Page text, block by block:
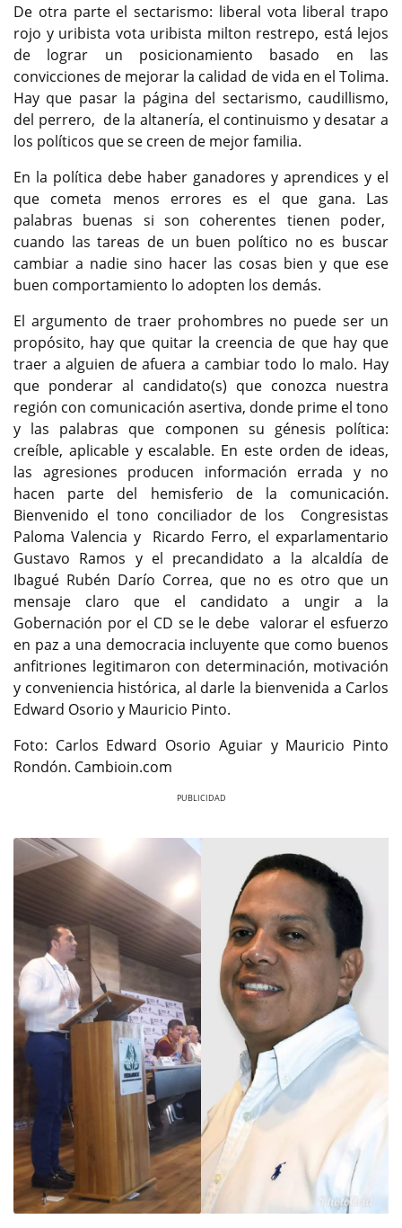
De otra parte el sectarismo: liberal vota liberal trapo
rojo y uribista vota uribista milton restrepo, está lejos
de lograr un posicionamiento basado en las
convicciones de mejorar la calidad de vida en el Tolima.
Hay que pasar la página del sectarismo, caudillismo,
del perrero, de la altanería, el continuismo y desatar a
los políticos que se creen de mejor familia.
En la política debe haber ganadores y aprendices y el
que cometa menos errores es el que gana. Las
palabras buenas si son coherentes tienen poder,
cuando las tareas de un buen político no es buscar
cambiar a nadie sino hacer las cosas bien y que ese
buen comportamiento lo adopten los demás.
El argumento de traer prohombres no puede ser un
propósito, hay que quitar la creencia de que hay que
traer a alguien de afuera a cambiar todo lo malo. Hay
que ponderar al candidato(s) que conozca nuestra
región con comunicación asertiva, donde prime el tono
y las palabras que componen su génesis política:
creíble, aplicable y escalable. En este orden de ideas,
las agresiones producen información errada y no
hacen parte del hemisferio de la comunicación.
Bienvenido el tono conciliador de los Congresistas
Paloma Valencia y Ricardo Ferro, el exparlamentario
Gustavo Ramos y el precandidato a la alcaldía de
Ibagué Rubén Darío Correa, que no es otro que un
mensaje claro que el candidato a ungir a la
Gobernación por el CD se le debe valorar el esfuerzo
en paz a una democracia incluyente que como buenos
anfitriones legitimaron con determinación, motivación
y conveniencia histórica, al darle la bienvenida a Carlos
Edward Osorio y Mauricio Pinto.
Foto: Carlos Edward Osorio Aguiar y Mauricio Pinto
Rondón. Cambioin.com